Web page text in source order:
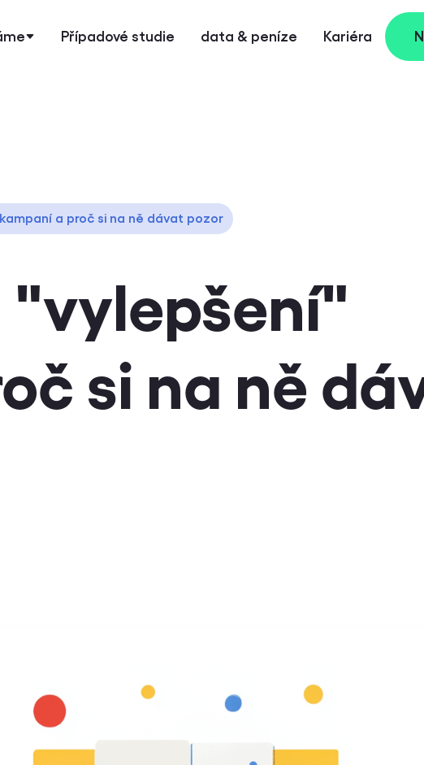
Případové studie data & peníze Kariéra
a proč si na ně dávat pozor
si na ně